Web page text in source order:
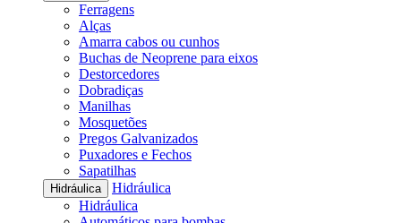
Ferragens
Alças
Amarra cabos ou cunhos
Buchas de Neoprene para eixos
Destorcedores
Dobradiças
Manilhas
Mosquetões
Pregos Galvanizados
Puxadores e Fechos
Sapatilhas
Hidráulica
Hidráulica
Hidráulica